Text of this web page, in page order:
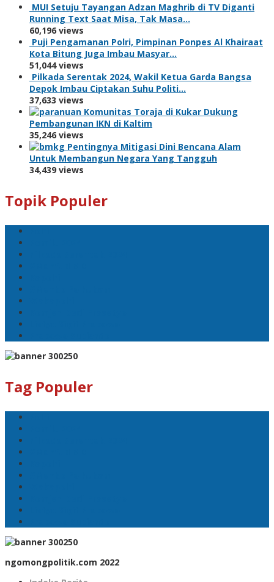
MUI Setuju Tayangan Adzan Maghrib di TV Diganti
Running Text Saat Misa, Tak Masa…
60,196 views
Puji Pengamanan Polri, Pimpinan Ponpes Al Khairaat
Kota Bitung Juga Imbau Masyar…
51,044 views
Pilkada Serentak 2024, Wakil Ketua Garda Bangsa
Depok Imbau Ciptakan Suhu Politi…
37,633 views
Komunitas Toraja di Kukar Dukung
Pembangunan IKN di Kaltim
35,246 views
Pentingnya Mitigasi Dini Bencana Alam
Untuk Membangun Negara Yang Tangguh
34,439 views
Topik Populer
Tag Populer
ngomongpolitik.com 2022